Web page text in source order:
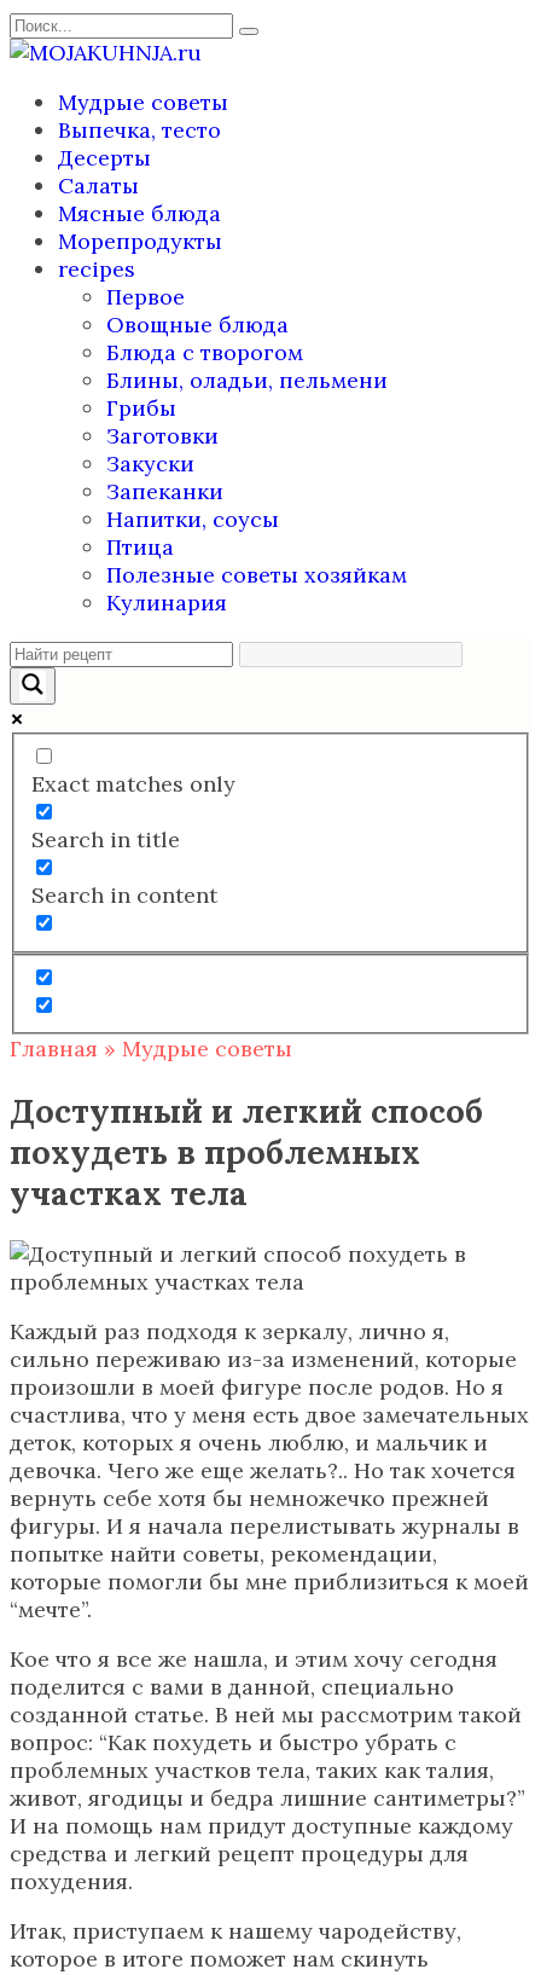
Перейти
к
Search
for:
Мудрые советы
Выпечка, тесто
Десерты
Салаты
Мясные блюда
Морепродукты
recipes
Первое
Овощные блюда
Блюда с творогом
Блины, оладьи, пельмени
Грибы
Заготовки
Закуски
Запеканки
Напитки, соусы
Птица
Полезные советы хозяйкам
Кулинария
Exact matches only
Search in title
Search in content
Главная » Мудрые советы
Доступный и легкий способ
похудеть в проблемных
участках тела
Каждый раз подходя к зеркалу, лично я,
сильно переживаю из-за изменений, которые
произошли в моей фигуре после родов. Но я
счастлива, что у меня есть двое замечательных
деток, которых я очень люблю, и мальчик и
девочка. Чего же еще желать?.. Но так хочется
вернуть себе хотя бы немножечко прежней
фигуры. И я начала перелистывать журналы в
попытке найти советы, рекомендации,
которые помогли бы мне приблизиться к моей
“мечте”.
Кое что я все же нашла, и этим хочу сегодня
поделится с вами в данной, специально
созданной статье. В ней мы рассмотрим такой
вопрос: “Как похудеть и быстро убрать с
проблемных участков тела, таких как талия,
живот, ягодицы и бедра лишние сантиметры?”
И на помощь нам придут доступные каждому
средства и легкий рецепт процедуры для
похудения.
Итак, приступаем к нашему чародейству,
которое в итоге поможет нам скинуть